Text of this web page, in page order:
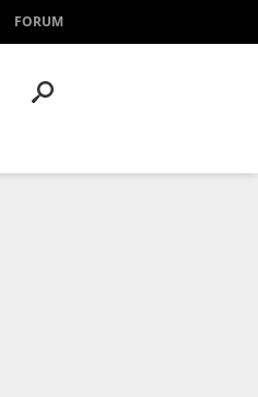
FORUM